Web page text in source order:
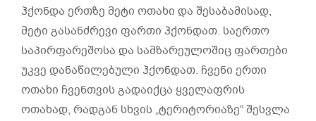
ჰქონდა ერთზე მეტი ოთახი და შესაბამისად,
მეტი გასანძრევი ფართი ჰქონდათ. საერთო
საპირფარეშოსა და სამზარეულოშიც ფართები
უკვე დანაწილებული ჰქონდათ. ჩვენი ერთი
ოთახი ჩვენთვის გადაიქცა ყველაფრის
ოთახად, რადგან სხვის „ტერიტორიაზე“ შესვლა